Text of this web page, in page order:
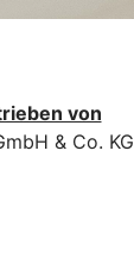
von
& Co. KG